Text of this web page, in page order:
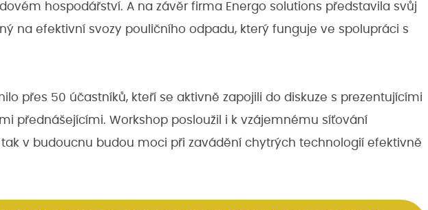
hospodářství. A na závěr firma Energo solutions představila svůj
na efektivní svozy pouličního odpadu, který funguje ve spolupráci s
přes 50 účastníků, kteří se aktivně zapojili do diskuze s prezentujícími
přednášejícími. Workshop posloužil i k vzájemnému síťování
tak v budoucnu budou moci při zavádění chytrých technologií efektivně